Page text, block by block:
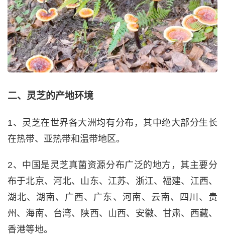
二、灵芝的产地环境
1、灵芝在世界各大洲均有分布，其中绝大部分生长
在热带、亚热带和温带地区。
2、中国是灵芝真菌资源分布广泛的地方，其主要分
布于北京、河北、山东、江苏、浙江、福建、江西、
湖北、湖南、广西、广东、河南、云南、四川、贵
州、海南、台湾、陕西、山西、安徽、甘肃、西藏、
香港等地。